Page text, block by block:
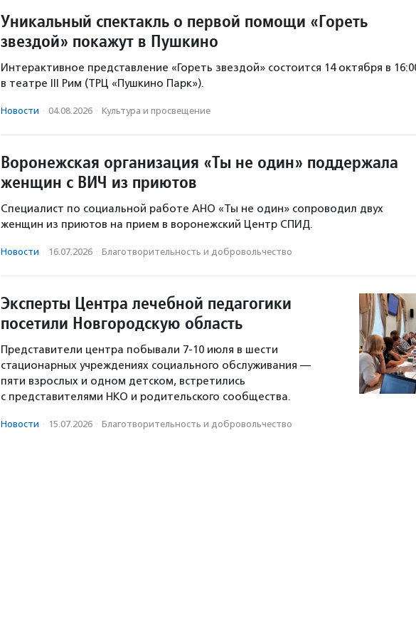
Уникальный спектакль о первой помощи «Гореть
звездой» покажут в Пушкино
Интерактивное представление «Гореть звездой» состоится 14 октября в
в театре III Рим (ТРЦ «Пушкино Парк»).
Новости · 04.08.2026 · Культура и просвещение
Воронежская организация «Ты не один» поддержала
женщин с ВИЧ из приютов
Специалист по социальной работе АНО «Ты не один» сопроводил двух
женщин из приютов на прием в воронежский Центр СПИД.
Новости · 16.07.2026 · Благотвори­тель­ность и доброволь­чест­во
Эксперты Центра лечебной педагогики
посетили Новгородскую область
Представители центра побывали 7-10 июля в шести
стационарных учреждениях социального обслуживания —
пяти взрослых и одном детском, встретились
с представителями НКО и родительского сообщества.
Новости · 15.07.2026 · Благотвори­тель­ность и доброволь­чест­во